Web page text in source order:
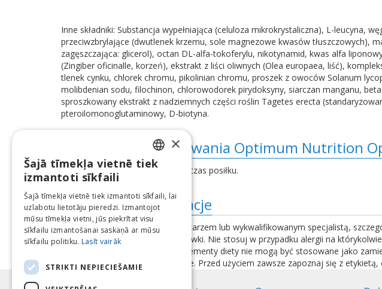
Inne składniki: Substancja wypełniająca (celuloza mikrokrystaliczna), L-leucyna,
przeciwzbrylające (dwutlenek krzemu, sole magnezowe kwasów tłuszczowych),
zagęszczająca: glicerol), octan DL-alfa-tokoferylu, nikotynamid, kwas alfa
(Zingiber oficinalle, korzeń), ekstrakt z liści oliwnych (Olea europaea, liść),
tlenek cynku, chlorek chromu, pikolinian chromu, proszek z owoców Solanum
molibdenian sodu, filochinon, chlorowodorek pirydoksyny, siarczan manganu,
sproszkowany ekstrakt z nadziemnych części roślin Tagetes erecta
pteroilomonoglutaminowy, D-biotyna.
Wskazania do stosowania Optimum Nutrition
Spożywać 3 tabletki dziennie podczas posiłku.
Dodatkowe informacje
Przed użyciem skonsultuj się z lekarzem lub wykwalifikowanym specjalistą,
przekraczaj zalecanej dziennej dawki. Nie stosuj w przypadku alergii na
chłodnym i suchym miejscu. Suplementy diety nie mogą być stosowane jako
skład produktu mogą ulec zmianie. Przed użyciem zawsze zapoznaj się z
LATVIAN
LITHUANIAN
ESTONIAN
×
Šajā tīmekļa vietnē tiek
izmantoti sīkfaili
Šajā tīmekļa vietnē tiek izmantoti sīkfaili, lai
uzlabotu lietotāju pieredzi. Izmantojot
mūsu tīmekļa vietni, jūs piekrītat visu
sīkfailu izmantošanai saskaņā ar mūsu
sīkfailu politiku. Lasīt vairāk
STRIKTI NEPIECIEŠAMIE